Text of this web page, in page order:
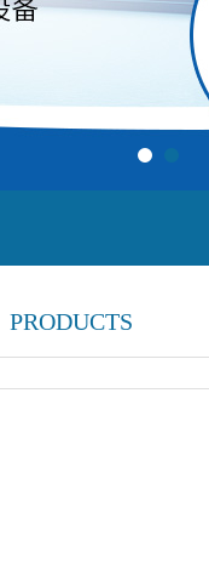
PRODUCTS